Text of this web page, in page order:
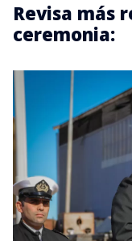
Revisa más
ceremonia: